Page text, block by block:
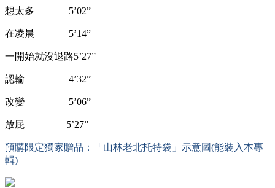
想太多 5’02”
在凌晨 5’14”
一開始就沒退路5’27”
認輸 4’32”
改變 5’06”
放屁 5’27”
預購限定獨家贈品：「山林老北托特袋」示意圖(能裝入本專
輯)